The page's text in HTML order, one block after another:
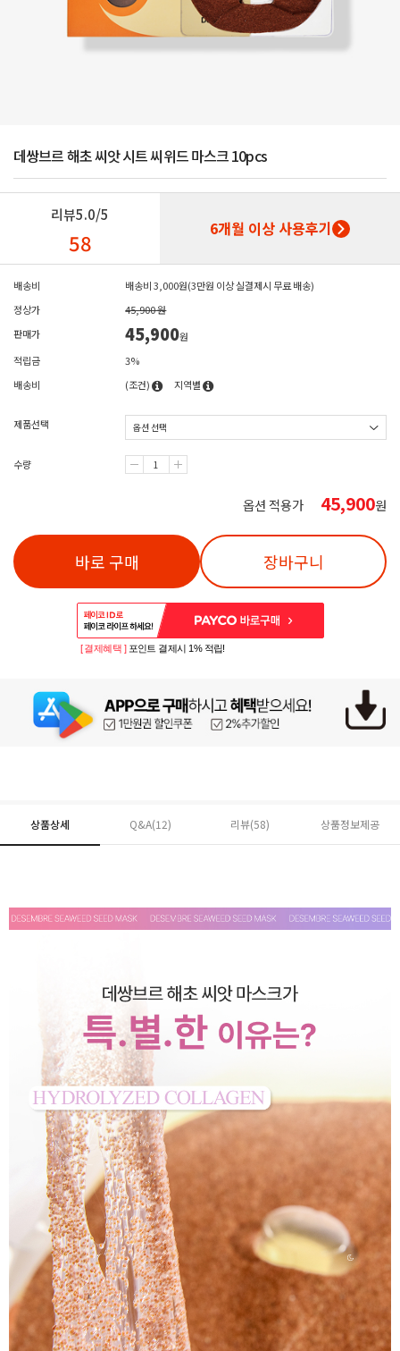
데쌍브르 해초 씨앗 시트 씨위드 마스크 10pcs
리뷰5.0/5
58 6개월 이상 사용후기
배송비
배송비 3,000원(3만원 이상 실결제시 무료 배송)
정상가
45,900 원
판매가
45,900원
적립금
3%
배송비
(조건) 지역별
제품선택
수량
옵션 적용가 45,900원
바로 구매 장바구니
페이코 ID로 페
[ 결제혜택 ] 포인트 결제시 1% 적립!
상품상세 Q&A(12) 리뷰(58) 상품정보제공